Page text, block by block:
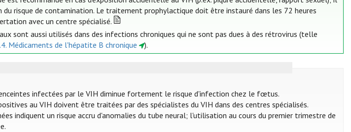
risque de contamination. Le traitement prophylactique doit être instauré dans les 72 heures
avec un centre spécialisé.
sont aussi utilisés dans des infections chroniques qui ne sont pas dues à des rétrovirus (telle
Médicaments de l'hépatite B chronique ).
infectées par le VIH diminue fortement le risque d'infection chez le fœtus.
au VIH doivent être traitées par des spécialistes du VIH dans des centres spécialisés.
indiquent un risque accru d'anomalies du tube neural; l'utilisation au cours du premier trimestre de